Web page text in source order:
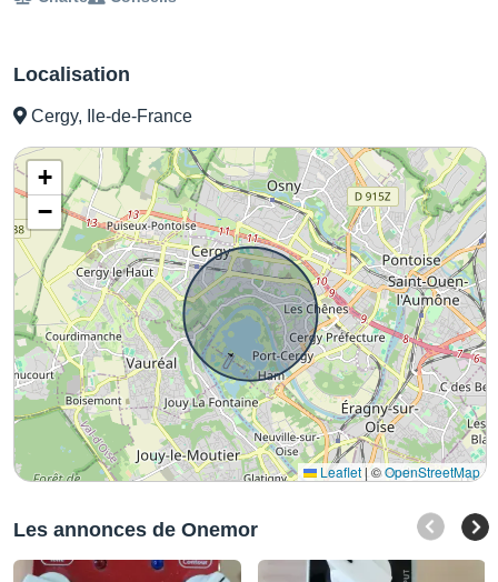
Localisation
Cergy, Ile-de-France
+
−
Leaflet |©OpenStreetMap
Les annonces de Onemor